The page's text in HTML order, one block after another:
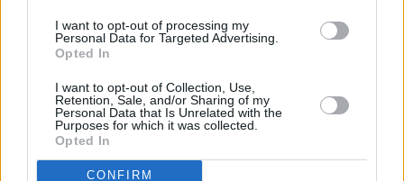
I want to opt-out of processing my
Personal Data for Targeted Advertising.
Opted In
I want to opt-out of Collection, Use,
Retention, Sale, and/or Sharing of my
Personal Data that Is Unrelated with the
Purposes for which it was collected.
Opted In
CONFIRM
Coast Magazine, είχε μιλήσει για την αγάπη
της για την ιππασία:
«Η οικογένειά μου δεν είναι απόλυτα σίγουρη
από πού προήλθε αυτό το πάθος, αλλά κάνω
ιππασία από τότε που ήμουν 3 ετών και δεν